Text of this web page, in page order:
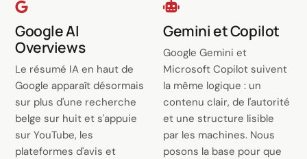
Google AI
Overviews
Le résumé IA en haut de
Google apparaît désormais
sur plus d'une recherche
belge sur huit et s'appuie
sur YouTube, les
plateformes d'avis et
Gemini et Copilot
Google Gemini et
Microsoft Copilot suivent
la même logique : un
contenu clair, de l'autorité
et une structure lisible
par les machines. Nous
posons la base pour que